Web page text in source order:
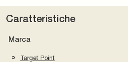
Caratteristiche
Marca
Target Point